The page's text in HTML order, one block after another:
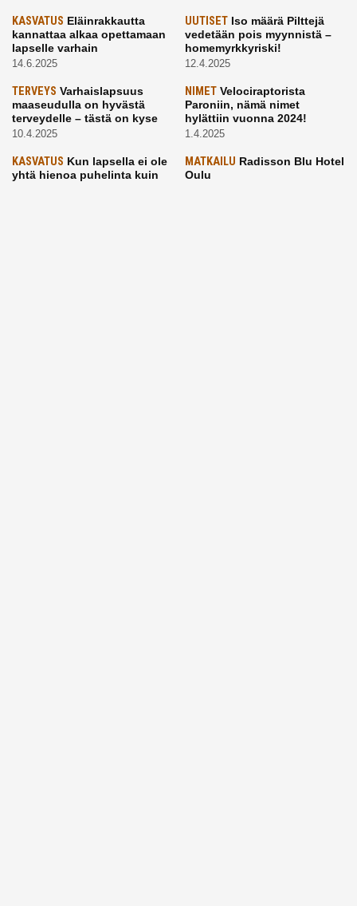
KASVATUS Eläinrakkautta
kannattaa alkaa opettamaan
lapselle varhain
14.6.2025
UUTISETIso määrä Pilttejä
vedetään pois myynnistä –
homemyrkkyriski!
12.4.2025
TERVEYS Varhaislapsuus
maaseudulla on hyvästä
terveydelle – tästä on kyse
10.4.2025
NIMETVelociraptorista
Paroniin, nämä nimet
hylättiin vuonna 2024!
1.4.2025
KASVATUS Kun lapsella ei ole
yhtä hienoa puhelinta kuin
MATKAILU Radisson Blu Hotel
Oulu